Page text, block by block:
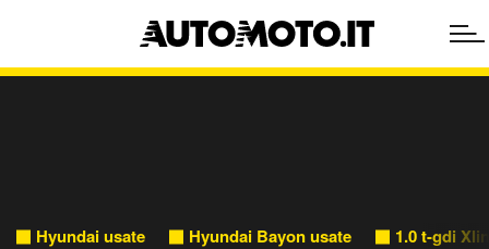
Hyundai usate Hyundai Bayon usate 1.0 t-gdi